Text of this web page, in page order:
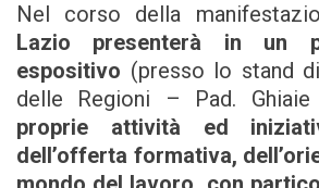
Nel corso della
Lazio presenterà in un
espositivo (presso lo stand
delle Regioni – Pad.
proprie attività ed
dell’offerta formativa,